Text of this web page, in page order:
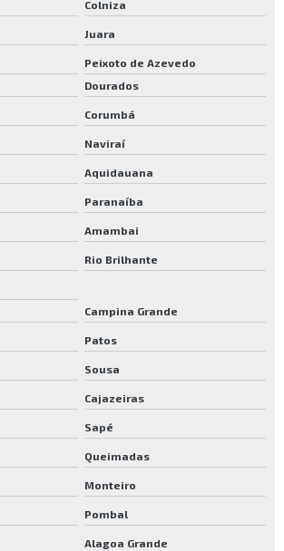
Colniza
Juara
Peixoto de Azevedo
Dourados
Corumbá
Naviraí
Aquidauana
Paranaíba
Amambai
Rio Brilhante
Campina Grande
Patos
Sousa
Cajazeiras
Sapé
Queimadas
Monteiro
Pombal
Alagoa Grande